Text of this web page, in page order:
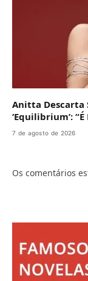
Anitta Descarta
‘Equilibrium’:
7 de agosto de 2026
Os comentários